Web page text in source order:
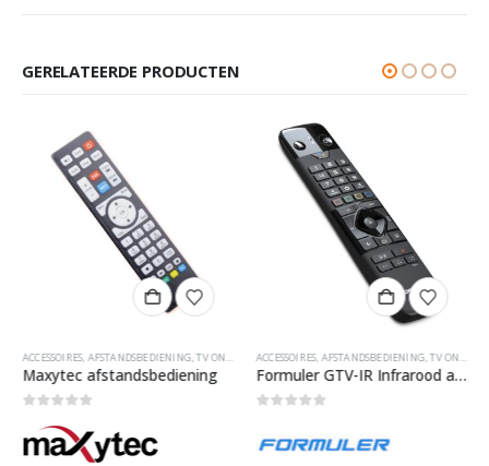
GERELATEERDE PRODUCTEN
ACCESSOIRES,AFSTANDSBEDIENING,TV ONTVANGERS
Maxytec afstandsbediening
ACCESSOIRES,AFSTANDSBEDIENING,TV ONTVANGERS
Formuler GTV-IR Infrarood afstandsbediening